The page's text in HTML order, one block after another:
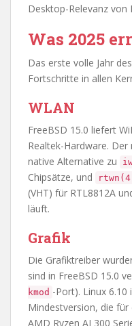
Desktop-Relevanz von
Was 2025
Das erste volle Jahr
Fortschritte in allen
WLAN
FreeBSD 15.0 liefert
Realtek-Hardware. Der
native Alternative zu
Chipsätze, und
(VHT) für RTL8812A
läuft.
Grafik
Die Grafiktreiber
sind in FreeBSD 15.0
kmod -Port). Linux
Mindestversion, die
AMD Ryzen AI 300